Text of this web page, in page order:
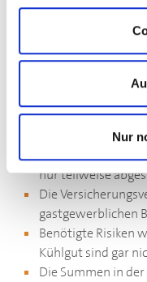
Nur
Dennoch gibt es –
Ansprechpartner,
Die häufigsten
gastgewerblichen
Betriebs- und
der Realität
Haftungsrisiken
nur teilweise
Die
gastgewerblichen
Benötigte Risiken
Kühlgut sind gar
Die Summen in